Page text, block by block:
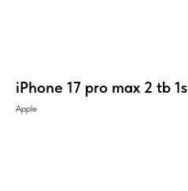
iPhone 17 pro max 2 tb
Apple